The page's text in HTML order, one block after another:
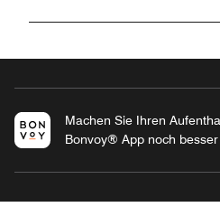
Machen Sie Ihren
Bonvoy® App noch besser